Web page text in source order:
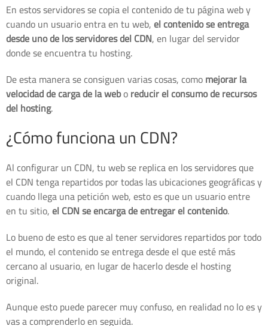
En estos servidores se copia el contenido de tu página web y
cuando un usuario entra en tu web,el contenido se entrega
desde uno de los servidores del CDN, en lugar del servidor
donde se encuentra tu hosting.
De esta manera se consiguen varias cosas, comomejorar la
velocidad de carga de la weboreducir el consumo de recursos
del hosting.
¿Cómo funciona un CDN?
Al configurar un CDN, tu web se replica en los servidores que
el CDN tenga repartidos por todas las ubicaciones geográficas y
cuando llega una petición web, esto es que un usuario entre
en tu sitio,el CDN se encarga de entregar el contenido.
Lo bueno de esto es que al tener servidores repartidos por todo
el mundo, el contenido se entrega desde el que esté más
cercano al usuario, en lugar de hacerlo desde el hosting
original.
Aunque esto puede parecer muy confuso, en realidad no lo es y
vas a comprenderlo en seguida.